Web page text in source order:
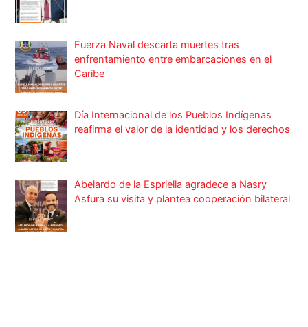
Fuerza Naval descarta muertes tras
enfrentamiento entre embarcaciones en el
Caribe
Día Internacional de los Pueblos Indígenas
reafirma el valor de la identidad y los derechos
Abelardo de la Espriella agradece a Nasry
Asfura su visita y plantea cooperación bilateral